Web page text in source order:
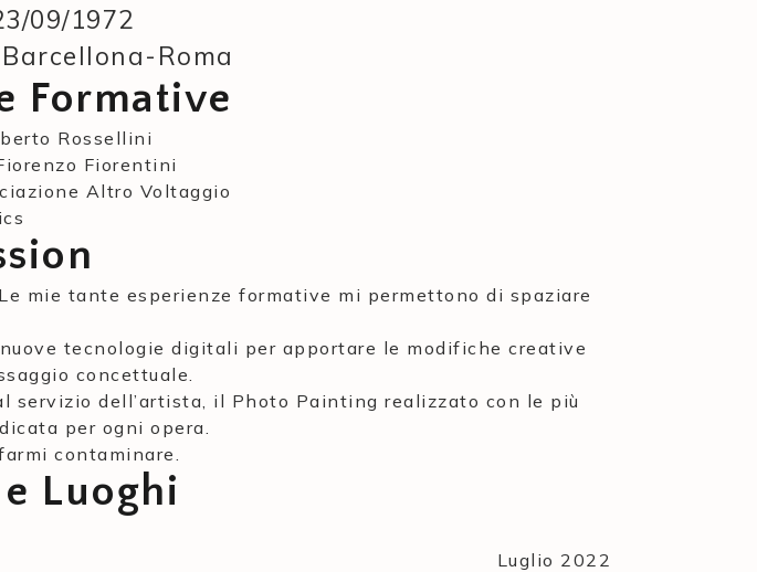
09/1972
Roma
Formative
Rossellini
Fiorentini
Altro Voltaggio
mie tante esperienze formative mi permettono di spaziare
tecnologie digitali per apportare le modifiche creative
concettuale.
servizio dell’artista, il Photo Painting realizzato con le più
per ogni opera.
contaminare.
Luoghi
Luglio 2022